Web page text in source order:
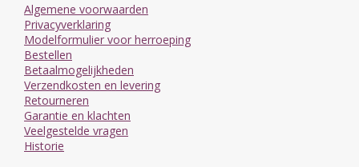
Algemene voorwaarden
Privacyverklaring
Modelformulier voor herroeping
Bestellen
Betaalmogelijkheden
Verzendkosten en levering
Retourneren
Garantie en klachten
Veelgestelde vragen
Historie